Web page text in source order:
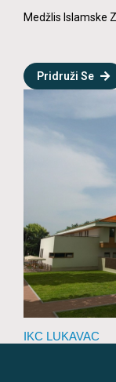
Medžlis Islamske
Pridruži Se
IKC LUKAVAC